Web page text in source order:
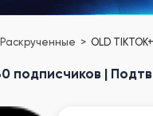
OLD
подписчиков |